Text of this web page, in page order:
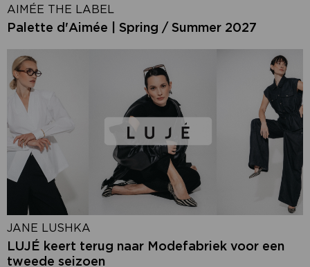
AIMÉE THE LABEL
Palette d'Aimée | Spring / Summer 2027
JANE LUSHKA
LUJÉ keert terug naar Modefabriek voor een
tweede seizoen